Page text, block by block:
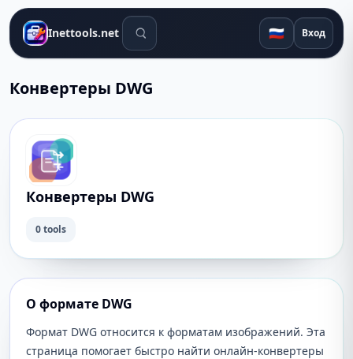
Inettools.net Поиск инструментов 🇷🇺 Вход
Конвертеры DWG
Конвертеры DWG
0 tools
О формате DWG
Формат DWG относится к форматам изображений. Эта
страница помогает быстро найти онлайн-конвертеры